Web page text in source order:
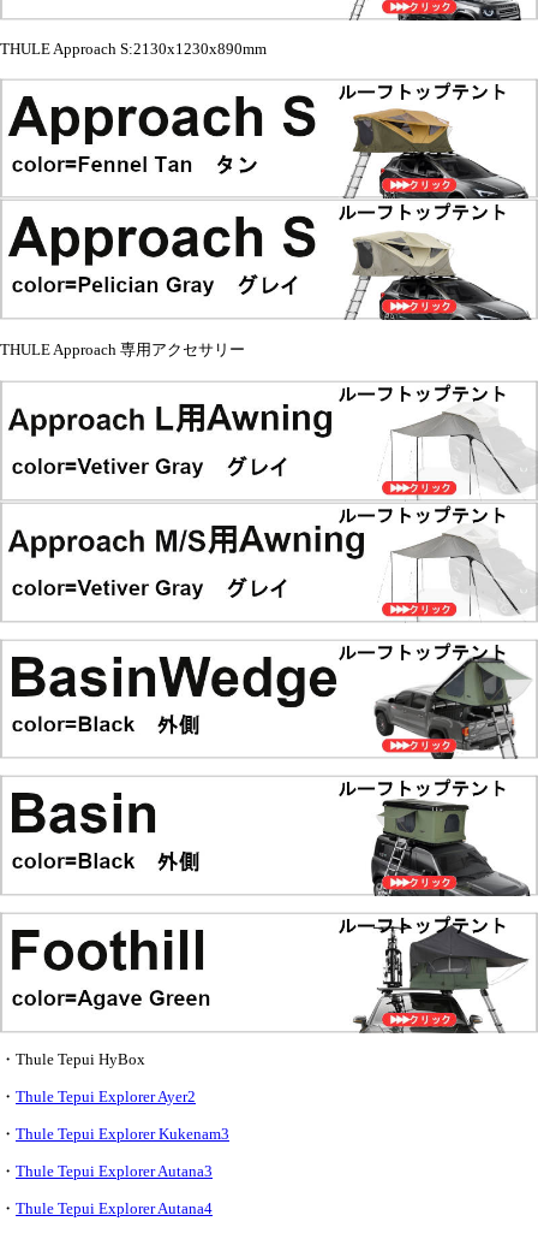
THULE Approach S:2130x1230x890mm
THULE Approach 専用アクセサリー
・Thule Tepui HyBox
・ Thule Tepui Explorer Ayer2
・ Thule Tepui Explorer Kukenam3
・ Thule Tepui Explorer Autana3
・ Thule Tepui Explorer Autana4